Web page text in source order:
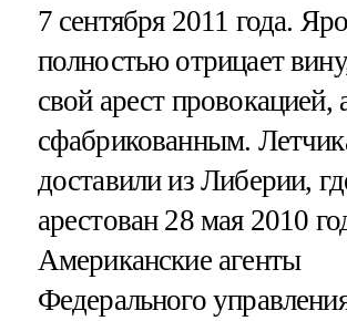
7 сентября 2011 года.
полностью отрицает
свой арест провокацией,
сфабрикованным.
доставили из Либерии,
арестован 28 мая 2010
Американские агенты
Федерального